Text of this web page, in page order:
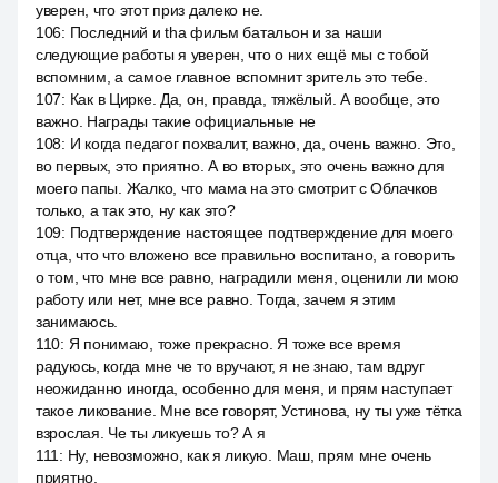
уверен, что этот приз далеко не.
106: Последний и tha фильм батальон и за наши
следующие работы я уверен, что о них ещё мы с тобой
вспомним, а самое главное вспомнит зритель это тебе.
107: Как в Цирке. Да, он, правда, тяжёлый. А вообще, это
важно. Награды такие официальные не
108: И когда педагог похвалит, важно, да, очень важно. Это,
во первых, это приятно. А во вторых, это очень важно для
моего папы. Жалко, что мама на это смотрит с Облачков
только, а так это, ну как это?
109: Подтверждение настоящее подтверждение для моего
отца, что что вложено все правильно воспитано, а говорить
о том, что мне все равно, наградили меня, оценили ли мою
работу или нет, мне все равно. Тогда, зачем я этим
занимаюсь.
110: Я понимаю, тоже прекрасно. Я тоже все время
радуюсь, когда мне че то вручают, я не знаю, там вдруг
неожиданно иногда, особенно для меня, и прям наступает
такое ликование. Мне все говорят, Устинова, ну ты уже тётка
взрослая. Че ты ликуешь то? А я
111 : Ну, невозможно, как я ликую. Маш, прям мне очень
приятно.